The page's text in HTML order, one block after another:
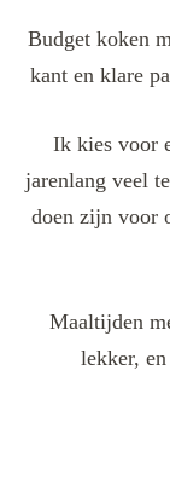
Budget koken
kant en klare
Ik kies voor
jarenlang veel
doen zijn voor
Maaltijden
lekker,